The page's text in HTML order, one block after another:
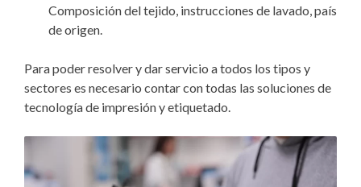
Composición del tejido, instrucciones de lavado, país
de origen.
Para poder resolver y dar servicio a todos los tipos y
sectores es necesario contar con todas las soluciones de
tecnología de impresión y etiquetado.